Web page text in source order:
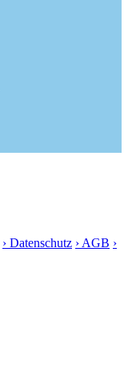
› Datenschutz › AGB ›